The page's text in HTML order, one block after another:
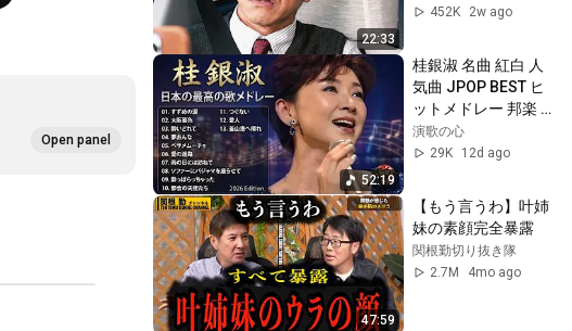
Open panel
22:33
さかの衝撃展開
452K
2w ago
52:19
桂銀淑 名曲 紅白 人
気曲 JPOP BEST ヒ
ットメドレー 邦楽
最高の曲のリスト
♫♫ 史上最高の曲
ドレー ♫♫ Best
Playlist ♫♫ Top
Best So
演歌の心
29K
12d ago
47:59
【もう言うわ】叶姉
妹の素顔完全暴露
関根勤切り抜き隊
2.7M
4mo ago